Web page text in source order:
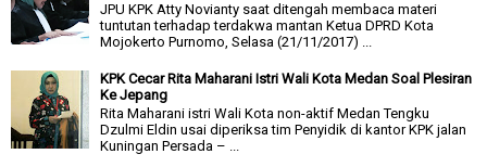
JPU KPK Atty Novianty saat ditengah membaca materi
tuntutan terhadap terdakwa mantan Ketua DPRD Kota
Mojokerto Purnomo, Selasa (21/11/2017) ...
KPK Cecar Rita Maharani Istri Wali Kota Medan Soal Plesiran
Ke Jepang
Rita Maharani istri Wali Kota non-aktif Medan Tengku
Dzulmi Eldin usai diperiksa tim Penyidik di kantor KPK jalan
Kuningan Persada – ...